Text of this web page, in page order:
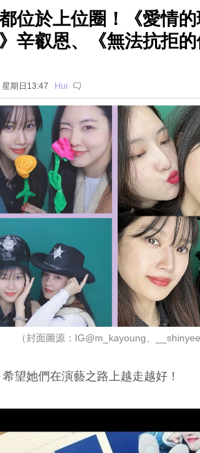
位於上位圈！《愛情的
》辛叡恩、《無法抗拒
期日13:47 Hui
（封面圖源：IG@m_kayoung、
望她們在演藝之路上越走越好！